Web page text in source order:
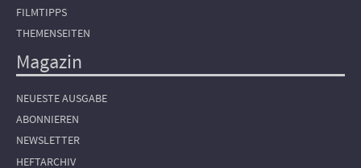
FILMTIPPS
THEMENSEITEN
Magazin
NEUESTE AUSGABE
ABONNIEREN
NEWSLETTER
HEFTARCHIV